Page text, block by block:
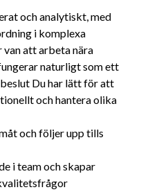
och analytiskt, med
i komplexa
att arbeta nära
naturligt som ett
Du har lätt för att
och hantera olika
och följer upp tills
i team och skapar